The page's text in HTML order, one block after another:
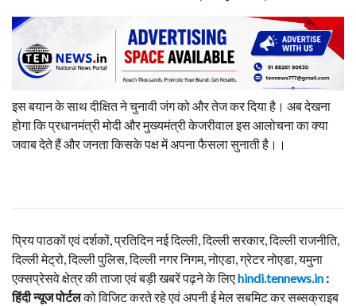
इस बयान के साथ दीक्षित ने चुनावी जंग को और तेज कर दिया है। अब देखना
होगा कि प्रधानमंत्री मोदी और मुख्यमंत्री केजरीवाल इस आलोचना का क्या
जवाब देते हैं और जनता किसके पक्ष में अपना फैसला सुनाती है।।
प्रिय पाठकों एवं दर्शकों, प्रतिदिन नई दिल्ली, दिल्ली सरकार, दिल्ली राजनीति,
दिल्ली मेट्रो, दिल्ली पुलिस, दिल्ली नगर निगम, नोएडा, ग्रेटर नोएडा, यमुना
एक्सप्रेसवे क्षेत्र की ताजा एवं बड़ी खबरें पढ़ने के लिएhindi.tennews.in :
हिंदी न्यूज पोर्टलको विजिट करते रहे एवं अपनी ई मेल सबमिट कर सब्सक्राइब